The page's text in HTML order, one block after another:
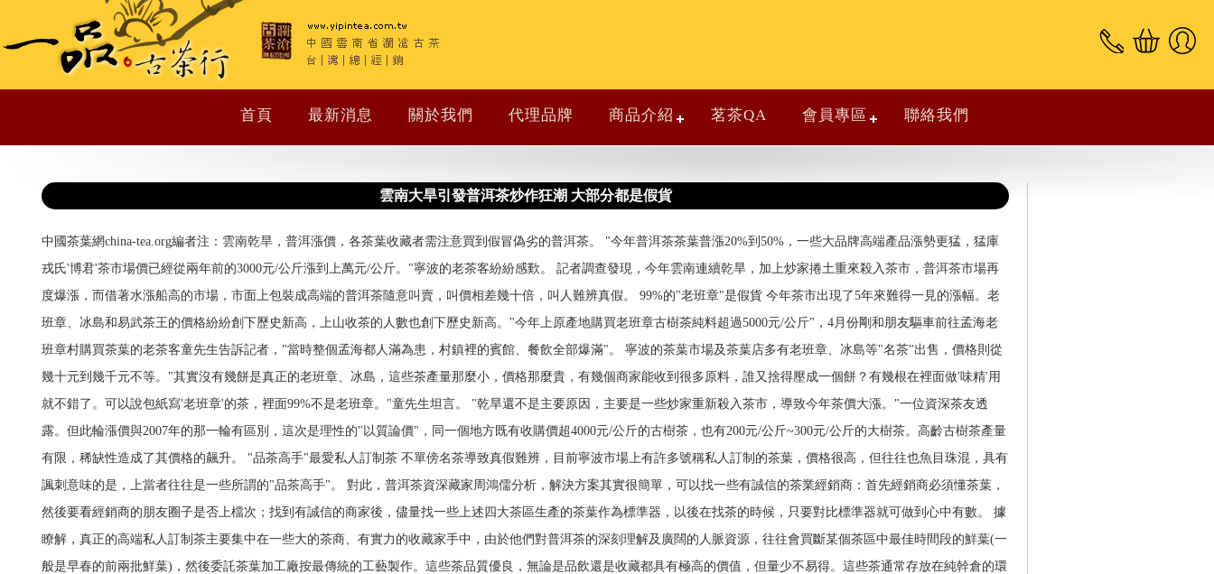
首頁 最新消息 關於我們 代理品牌 商品介紹 茗茶QA 會員專區 聯絡我們
雲南大旱引發普洱茶炒作狂潮 大部分都是假貨
中國茶葉網china-tea.org編者注：雲南乾旱，普洱漲價，各茶葉收藏者需注意買到假冒偽劣的普洱茶。 "今年普洱茶茶葉普漲20%到50%，一些大品牌高端產品漲勢更猛，猛庫
戎氏'博君'茶市場價已經從兩年前的3000元/公斤漲到上萬元/公斤。"寧波的老茶客紛紛感歎。 記者調查發現，今年雲南連續乾旱，加上炒家捲土重來殺入茶市，普洱茶市場再
度爆漲，而借著水漲船高的市場，市面上包裝成高端的普洱茶隨意叫賣，叫價相差幾十倍，叫人難辨真假。 99%的"老班章"是假貨 今年茶市出現了5年來難得一見的漲幅。老
班章、冰島和易武茶王的價格紛紛創下歷史新高，上山收茶的人數也創下歷史新高。"今年上原產地購買老班章古樹茶純料超過5000元/公斤"，4月份剛和朋友驅車前往孟海老
班章村購買茶葉的老茶客童先生告訴記者，"當時整個孟海都人滿為患，村鎮裡的賓館、餐飲全部爆滿"。 寧波的茶葉市場及茶葉店多有老班章、冰島等"名茶"出售，價格則從
幾十元到幾千元不等。"其實沒有幾餅是真正的老班章、冰島，這些茶產量那麼小，價格那麼貴，有幾個商家能收到很多原料，誰又捨得壓成一個餅？有幾根在裡面做'味精'用
就不錯了。可以說包紙寫'老班章'的茶，裡面99%不是老班章。"童先生坦言。 "乾旱還不是主要原因，主要是一些炒家重新殺入茶市，導致今年茶價大漲。"一位資深茶友透
露。但此輪漲價與2007年的那一輪有區別，這次是理性的"以質論價"，同一個地方既有收購價超4000元/公斤的古樹茶，也有200元/公斤~300元/公斤的大樹茶。高齡古樹茶產量
有限，稀缺性造成了其價格的飆升。 "品茶高手"最愛私人訂制茶 不單傍名茶導致真假難辨，目前寧波市場上有許多號稱私人訂制的茶葉，價格很高，但往往也魚目珠混，具有
諷刺意味的是，上當者往往是一些所謂的"品茶高手"。 對此，普洱茶資深藏家周鴻儒分析，解決方案其實很簡單，可以找一些有誠信的茶業經銷商：首先經銷商必須懂茶葉，
然後要看經銷商的朋友圈子是否上檔次；找到有誠信的商家後，儘量找一些上述四大茶區生產的茶葉作為標準器，以後在找茶的時候，只要對比標準器就可做到心中有數。 據
瞭解，真正的高端私人訂制茶主要集中在一些大的茶商、有實力的收藏家手中，由於他們對普洱茶的深刻理解及廣闊的人脈資源，往往會買斷某個茶區中最佳時間段的鮮葉(一
般是早春的前兩批鮮葉)，然後委託茶葉加工廠按最傳統的工藝製作。這些茶品質優良，無論是品飲還是收藏都具有極高的價值，但量少不易得。這些茶通常存放在純幹倉的環